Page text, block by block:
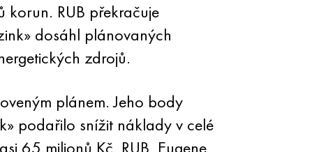
RUB překračuje
dosáhl plánovaných
zdrojů.
plánem. Jeho body
podařilo snížit náklady v celé
65 milionů Kč. RUB. Eugene